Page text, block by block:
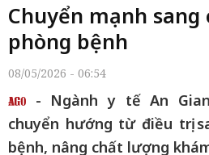
Chuyển mạnh sang
phòng bệnh
08/05/2026 - 06:54
- Ngành y tế An
chuyển hướng từ điều trị
bệnh, nâng chất lượng